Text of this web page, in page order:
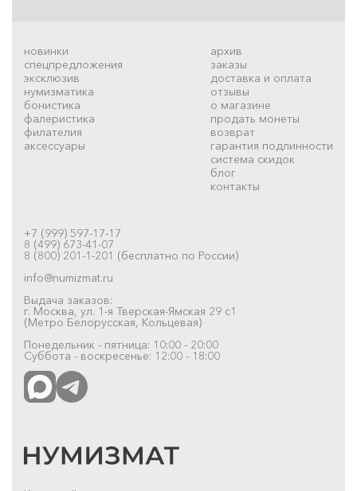
новинки
спецпредложения
эксклюзив
нумизматика
бонистика
фалеристика
филателия
аксессуары
архив
заказы
доставка и оплата
отзывы
о магазине
продать монеты
возврат
гарантия подлинности
система скидок
блог
контакты
+7 (999) 597-17-17
8 (499) 673-41-07
8 (800) 201-1-201 (бесплатно по России)
info@numizmat.ru
Выдача заказов:
г. Москва, ул. 1-я Тверская-Ямская 29 с1
(Метро Белорусская, Кольцевая)
Понедельник - пятница: 10:00 - 20:00
Суббота - воскресенье: 12:00 - 18:00